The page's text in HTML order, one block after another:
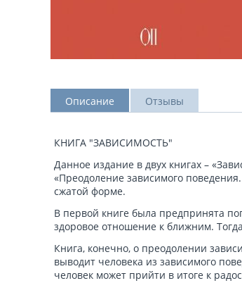
Описание Отзывы
КНИГА "ЗАВИСИМОСТЬ"
Данное издание в двух книгах –
«Преодоление зависимого
сжатой форме.
В первой книге была предпринята
здоровое отношение к ближним.
Книга, конечно, о преодолении
выводит человека из зависимого
человек может прийти в итоге к